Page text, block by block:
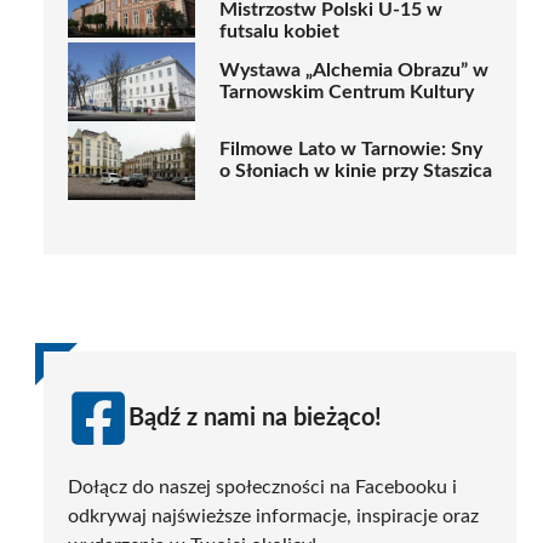
Mistrzostw Polski U-15 w
futsalu kobiet
Wystawa „Alchemia Obrazu” w
Tarnowskim Centrum Kultury
Filmowe Lato w Tarnowie: Sny
o Słoniach w kinie przy Staszica
Bądź z nami na bieżąco!
Dołącz do naszej społeczności na Facebooku i
odkrywaj najświeższe informacje, inspiracje oraz